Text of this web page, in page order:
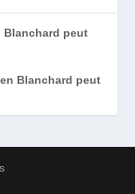
Blanchard peut